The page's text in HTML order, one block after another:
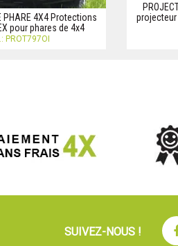
PHARE 4X4 Protections
pour phares de 4x4
PROT797OI
projecteur
SUIVEZ-NOUS !